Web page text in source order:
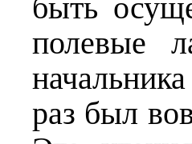
быть
полевые
раз был